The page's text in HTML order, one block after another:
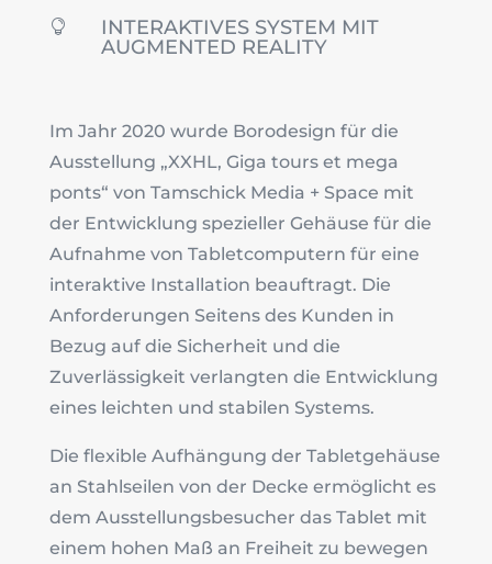

INTERAKTIVES SYSTEM MIT
AUGMENTED REALITY
Im Jahr 2020 wurde Borodesign für die
Ausstellung „XXHL, Giga tours et mega
ponts“ von Tamschick Media + Space mit
der Entwicklung spezieller Gehäuse für die
Aufnahme von Tabletcomputern für eine
interaktive Installation beauftragt. Die
Anforderungen Seitens des Kunden in
Bezug auf die Sicherheit und die
Zuverlässigkeit verlangten die Entwicklung
eines leichten und stabilen Systems.
Die flexible Aufhängung der Tabletgehäuse
an Stahlseilen von der Decke ermöglicht es
dem Ausstellungsbesucher das Tablet mit
einem hohen Maß an Freiheit zu bewegen